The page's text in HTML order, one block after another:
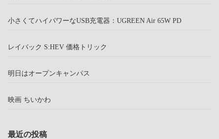
小さくてハイパワーなUSB充電器：UGREEN Air 65W PD
レイバック S:HEV 価格トリック
明日はオープンキャンパス
映画 ちいかわ
最近の投稿